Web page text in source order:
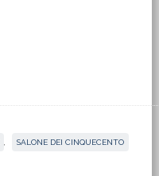
SALONE DEI CINQUECENTO